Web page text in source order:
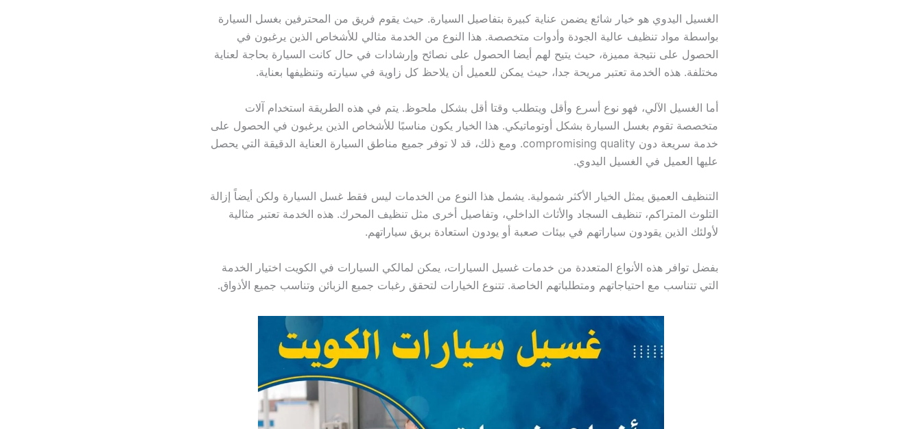
الغسيل اليدوي هو خيار شائع يضمن عناية كبيرة بتفاصيل السيارة. حيث يقوم فريق من المحترفين بغسل السيارة
بواسطة مواد تنظيف عالية الجودة وأدوات متخصصة. هذا النوع من الخدمة مثالي للأشخاص الذين يرغبون في
الحصول على نتيجة مميزة، حيث يتيح لهم أيضا الحصول على نصائح وإرشادات في حال كانت السيارة بحاجة لعناية
مختلفة. هذه الخدمة تعتبر مريحة جدا، حيث يمكن للعميل أن يلاحظ كل زاوية في سيارته وتنظيفها بعناية.
أما الغسيل الآلي، فهو نوع أسرع وأقل ويتطلب وقتا أقل بشكل ملحوظ. يتم في هذه الطريقة استخدام آلات
متخصصة تقوم بغسل السيارة بشكل أوتوماتيكي. هذا الخيار يكون مناسبًا للأشخاص الذين يرغبون في الحصول على
خدمة سريعة دون compromising quality. ومع ذلك، قد لا توفر جميع مناطق السيارة العناية الدقيقة التي يحصل
عليها العميل في الغسيل اليدوي.
التنظيف العميق يمثل الخيار الأكثر شمولية. يشمل هذا النوع من الخدمات ليس فقط غسل السيارة ولكن أيضاً إزالة
التلوث المتراكم، تنظيف السجاد والأثاث الداخلي، وتفاصيل أخرى مثل تنظيف المحرك. هذه الخدمة تعتبر مثالية
لأولئك الذين يقودون سياراتهم في بيئات صعبة أو يودون استعادة بريق سياراتهم.
بفضل توافر هذه الأنواع المتعددة من خدمات غسيل السيارات، يمكن لمالكي السيارات في الكويت اختيار الخدمة
التي تتناسب مع احتياجاتهم ومتطلباتهم الخاصة. تتنوع الخيارات لتحقق رغبات جميع الزبائن وتناسب جميع الأذواق.